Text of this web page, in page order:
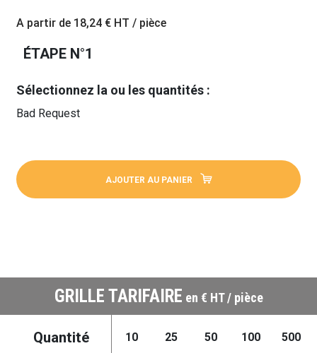
A partir de 18,24 € HT / pièce
ÉTAPE N°1
Sélectionnez la ou les quantités :
Bad Request
AJOUTER AU PANIER
GRILLE TARIFAIRE en € HT / pièce
Quantité 10 25 50 100 500